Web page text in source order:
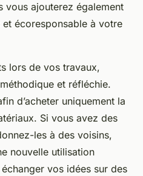
vous ajouterez également
écoresponsable à votre
lors de vos travaux,
et réfléchie.
d’acheter uniquement la
Si vous avez des
les à des voisins,
nouvelle utilisation
vos idées sur des